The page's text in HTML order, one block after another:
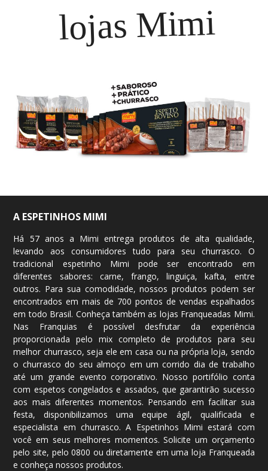
São Paulo 04137-000
Sex e Sáb: 09h às 21h - Dom 09h às 14h
Email: bosquedasaude@espetinhosmimi.com.br
Mais informações
Saiba como chegar
São Paulo 03605-000
Telefone: (11) 2647 1466
Funcionamento: Ter a Sáb: 09h às 18h - Dom e Feriados:
09h às 13h
Email: penha@espetinhosmimi.com.br
Mais informações
Saiba como chegar
Mimi Express São Caetano do Sul (Extra)
Rua Senador Vergueiro, 428
Centro
São Caetano do Sul 09521-320
Telefone: (11) 4233-1265
Funcionamento: Seg a Sáb: 08h às 22h20
Email
: saocaetanoexpress@espetinhosmimi.com.br
Mais informações
Saiba como chegar
lojas Mimi
A ESPETINHOS MIMI
Há 57 anos a Mimi entrega produtos de alta qualidade,
levando aos consumidores tudo para seu churrasco. O
tradicional espetinho Mimi pode ser encontrado em
diferentes sabores: carne, frango, linguiça, kafta, entre
outros. Para sua comodidade, nossos produtos podem ser
encontrados em mais de 700 pontos de vendas espalhados
em todo Brasil. Conheça também as lojas Franqueadas Mimi.
Nas Franquias é possível desfrutar da experiência
proporcionada pelo mix completo de produtos para seu
melhor churrasco, seja ele em casa ou na própria loja, sendo
o churrasco do seu almoço em um corrido dia de trabalho
até um grande evento corporativo. Nosso portifólio conta
com espetos congelados e assados, que garantirão sucesso
aos mais diferentes momentos. Pensando em facilitar sua
festa, disponibilizamos uma equipe ágil, qualificada e
especialista em churrasco. A Espetinhos Mimi estará com
você em seus melhores momentos. Solicite um orçamento
pelo site, pelo0800 ou diretamente em uma loja Franqueada
e conheça nossos produtos.